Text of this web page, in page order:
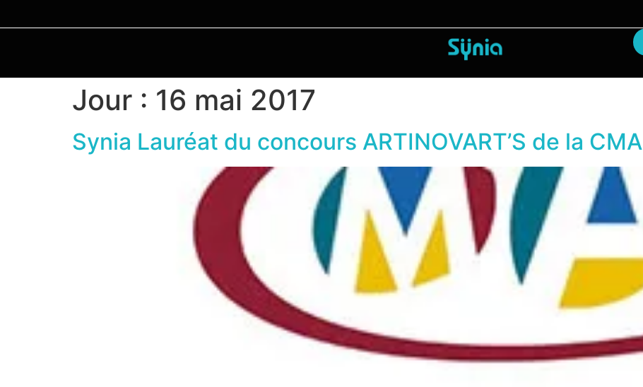
Jour : 16 mai 2017
Synia Lauréat du concours ARTINOVART’S de la CMA